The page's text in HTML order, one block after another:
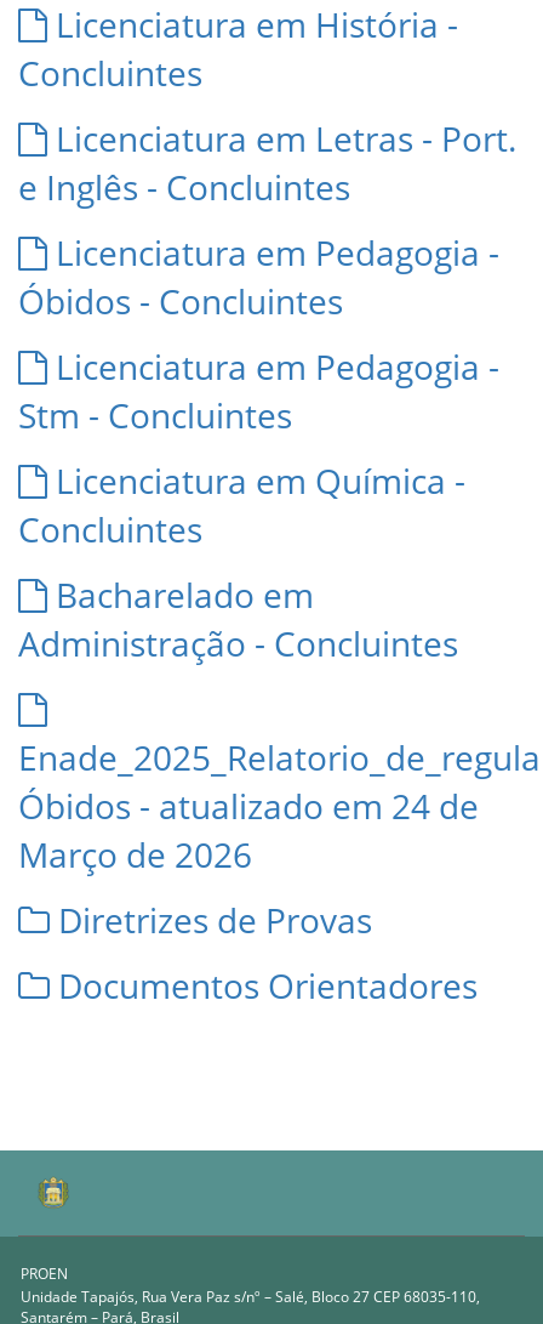
Licenciatura em História -
Concluintes
Licenciatura em Letras - Port.
e Inglês - Concluintes
Licenciatura em Pedagogia -
Óbidos - Concluintes
Licenciatura em Pedagogia -
Stm - Concluintes
Licenciatura em Química -
Concluintes
Bacharelado em
Administração - Concluintes
Óbidos - atualizado em 24 de
Março de 2026
Diretrizes de Provas
Documentos Orientadores
PROEN
Unidade Tapajós, Rua Vera Paz s/nº – Salé, Bloco 27 CEP 68035-110,
Santarém – Pará, Brasil